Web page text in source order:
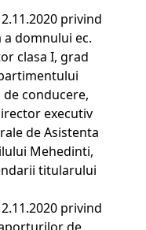
privind
domnului ec.
clasa I, grad
conducere,
executiv
de Asistenta
Mehedinti,
titularului
privind